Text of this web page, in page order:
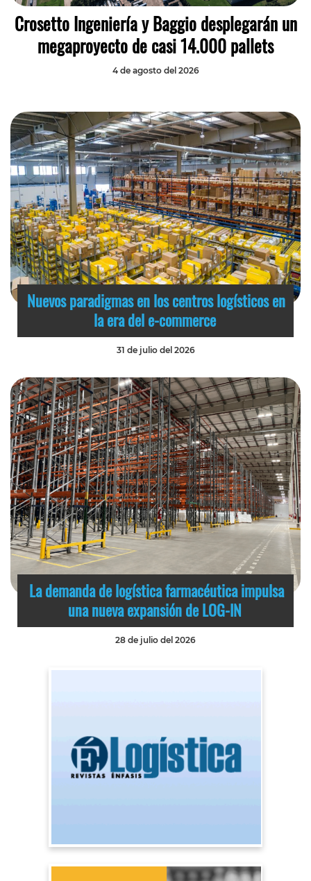
Crosetto Ingeniería y Baggio desplegarán un
megaproyecto de casi 14.000 pallets
4 de agosto del 2026
Nuevos paradigmas en los centros logísticos en
la era del e-commerce
31 de julio del 2026
La demanda de logística farmacéutica impulsa
una nueva expansión de LOG-IN
28 de julio del 2026